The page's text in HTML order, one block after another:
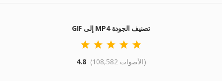
GIF إلى MP4 تصنيف الجودة
4.8 (108,582 الأصوات)